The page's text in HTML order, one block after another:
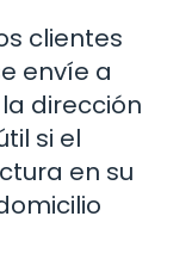
clientes
envíe a
dirección
si el
en su